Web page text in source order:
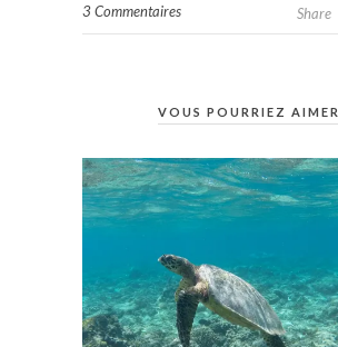
3 Commentaires Share
VOUS POURRIEZ AIMER